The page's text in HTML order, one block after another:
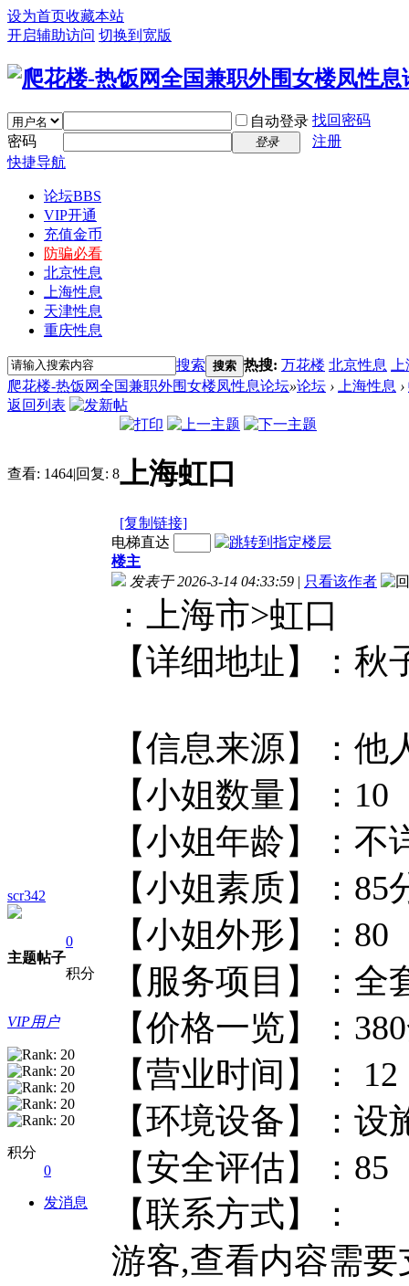
设为首页收藏本站
开启辅助访问 切换到宽版
自动登录 找回密码
密码
登录
注册
快捷导航
论坛BBS
VIP开通
充值金币
防骗必看
北京性息
上海性息
天津性息
重庆性息
搜索 搜索 热搜: 万花楼 北京性息
爬花楼-热饭网全国兼职外围女楼凤性息论坛»论坛 › 上海性息 ›
返回列表
查看: 1464|回复: 8上海虹口
[复制链接]
scr342
主题帖子
0
积分
VIP用户
积分
0
发消息
电梯直达
楼主
发表于 2026-3-14 04:33:59 | 只看该作者
：上海市>虹
【详细地址】
【信息来源】
【小姐数量
【小姐年龄
【小姐素质】
【小姐外形
【服务项目】
【价格一览】
【营业时间】
【环境设备】
【安全评估
【联系方式】：
游客,查看内容需